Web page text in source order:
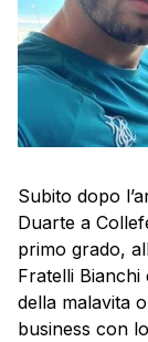
Subito dopo
Duarte a
primo grado,
Fratelli
della malavita
business con